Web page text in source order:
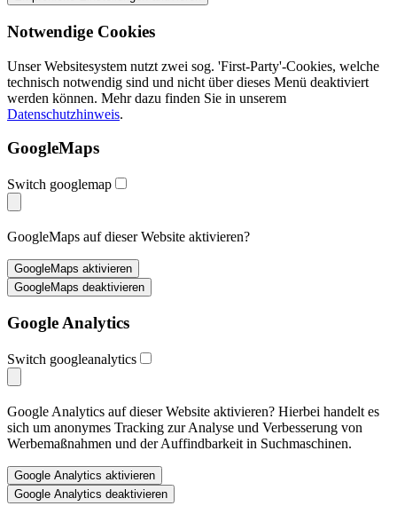
Notwendige Cookies
Unser Websitesystem nutzt zwei sog. 'First-Party'-Cookies, welche
technisch notwendig sind und nicht über dieses Menü deaktiviert
werden können. Mehr dazu finden Sie in unserem
Datenschutzhinweis.
GoogleMaps
Switch googlemap
GoogleMaps auf dieser Website aktivieren?
Google Analytics
Switch googleanalytics
Google Analytics auf dieser Website aktivieren? Hierbei handelt es
sich um anonymes Tracking zur Analyse und Verbesserung von
Werbemaßnahmen und der Auffindbarkeit in Suchmaschinen.